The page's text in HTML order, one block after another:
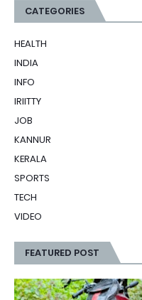
CATEGORIES
HEALTH
INDIA
INFO
IRIITTY
JOB
KANNUR
KERALA
SPORTS
TECH
VIDEO
FEATURED POST